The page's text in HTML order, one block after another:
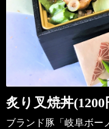
炙り叉焼丼(1200
ブランド豚「岐阜ボー